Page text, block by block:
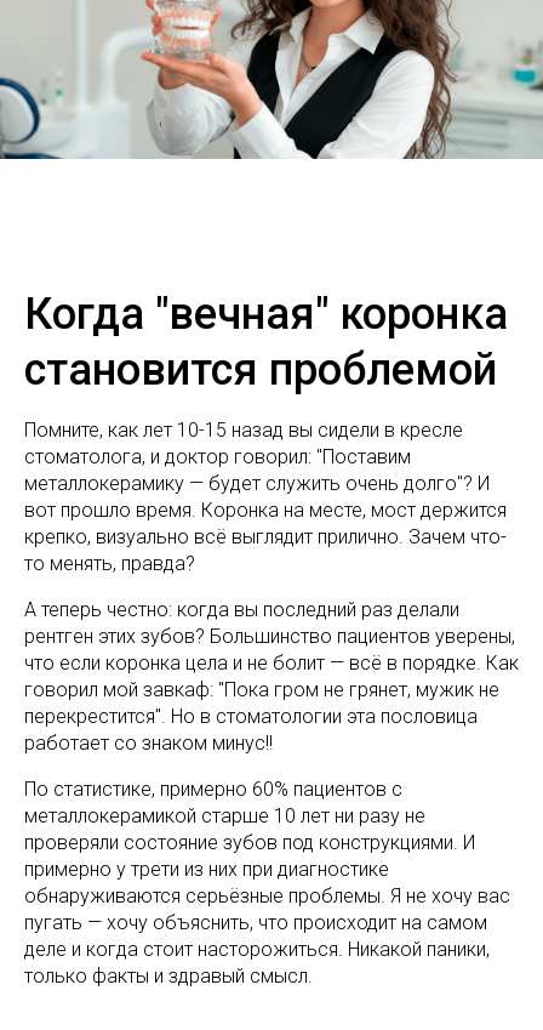
Когда "вечная" коронка
становится проблемой
Помните, как лет 10-15 назад вы сидели в кресле
стоматолога, и доктор говорил: "Поставим
металлокерамику — будет служить очень долго"? И
вот прошло время. Коронка на месте, мост держится
крепко, визуально всё выглядит прилично. Зачем что-
то менять, правда?
А теперь честно: когда вы последний раз делали
рентген этих зубов? Большинство пациентов уверены,
что если коронка цела и не болит — всё в порядке. Как
говорил мой завкаф: "Пока гром не грянет, мужик не
перекрестится". Но в стоматологии эта пословица
работает со знаком минус!!
По статистике, примерно 60% пациентов с
металлокерамикой старше 10 лет ни разу не
проверяли состояние зубов под конструкциями. И
примерно у трети из них при диагностике
обнаруживаются серьёзные проблемы. Я не хочу вас
пугать — хочу объяснить, что происходит на самом
деле и когда стоит насторожиться. Никакой паники,
только факты и здравый смысл.